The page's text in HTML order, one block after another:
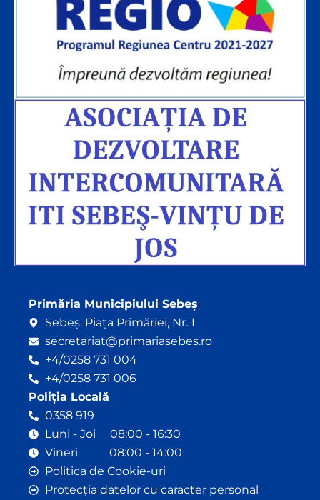
Primăria Municipiului Sebeș
Sebeș. Piața Primăriei, Nr. 1
secretariat@primariasebes.ro
+4/0258 731 004
+4/0258 731 006
Poliția Locală
0358 919
Luni - Joi 08:00 - 16:30
Vineri 08:00 - 14:00
Politica de Cookie-uri
Protecția datelor cu caracter personal